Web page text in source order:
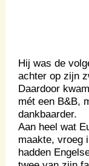
Hij was de
achter op zijn
Daardoor
mét een B&B,
dankbaarder.
Aan heel wat
maakte, vroeg
hadden